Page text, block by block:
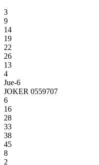
3
9
14
19
22
26
13
4
Jue-6
JOKER 0559707
6
16
28
33
38
45
8
2